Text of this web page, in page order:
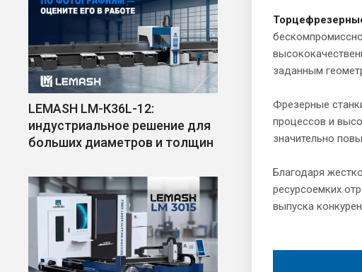
заданным
Фрезерные
процессов и
значительно
Благодаря
ресурсоемких
выпуска
LEMASH LM-К36L-12:
индустриальное решение для
больших диаметров и толщин